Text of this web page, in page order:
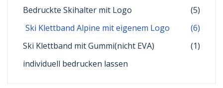
Bedruckte Skihalter mit Logo
(5)
Ski Klettband Alpine mit eigenem Logo
(6)
Ski Klettband mit Gummi(nicht EVA)
individuell bedrucken lassen
(1)